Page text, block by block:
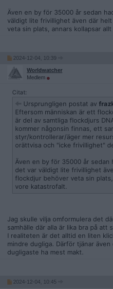
Även en by för 35000 år sedan
väldigt lite frivillighet även där
veta sin plats, annars kollapsar
2024-12-04, 10:39
Worldwatcher
Medlem
Citat:
Ursprungligen postat av
Eftersom människan är ett
är del av samtliga flockdjurs
kommer någonsin finnas, ett
styr/kontrollerar/äger mer
orättvisa och "icke frivillighet"
Även en by för 35000 år
det var väldigt lite frivillighet
flockdjur behöver veta sin
vore katastrofalt.
Jag skulle vilja omformulera det
samhälle där alla är lika bra på att
I realiteten är det alltid en liten
mindre dugliga. Därför tjänar
dugligaste ha mest makt.
2024-12-04, 10:45